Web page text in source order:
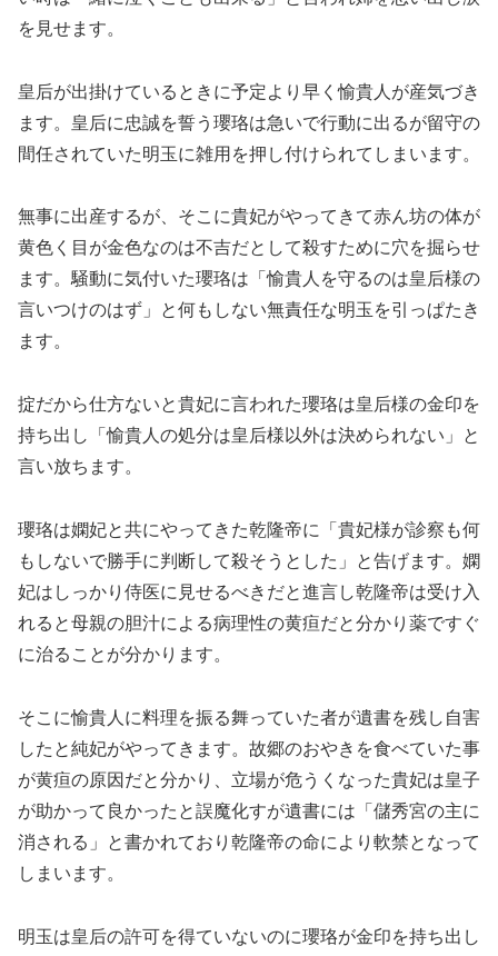
を見せます。
皇后が出掛けているときに予定より早く愉貴人が産気づき
ます。皇后に忠誠を誓う瓔珞は急いで行動に出るが留守の
間任されていた明玉に雑用を押し付けられてしまいます。
無事に出産するが、そこに貴妃がやってきて赤ん坊の体が
黄色く目が金色なのは不吉だとして殺すために穴を掘らせ
ます。騒動に気付いた瓔珞は「愉貴人を守るのは皇后様の
言いつけのはず」と何もしない無責任な明玉を引っぱたき
ます。
掟だから仕方ないと貴妃に言われた瓔珞は皇后様の金印を
持ち出し「愉貴人の処分は皇后様以外は決められない」と
言い放ちます。
瓔珞は嫻妃と共にやってきた乾隆帝に「貴妃様が診察も何
もしないで勝手に判断して殺そうとした」と告げます。嫻
妃はしっかり侍医に見せるべきだと進言し乾隆帝は受け入
れると母親の胆汁による病理性の黄疸だと分かり薬ですぐ
に治ることが分かります。
そこに愉貴人に料理を振る舞っていた者が遺書を残し自害
したと純妃がやってきます。故郷のおやきを食べていた事
が黄疸の原因だと分かり、立場が危うくなった貴妃は皇子
が助かって良かったと誤魔化すが遺書には「儲秀宮の主に
消される」と書かれており乾隆帝の命により軟禁となって
しまいます。
明玉は皇后の許可を得ていないのに瓔珞が金印を持ち出し